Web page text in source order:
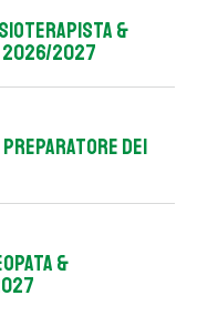
&
2026/2027
DEI
&